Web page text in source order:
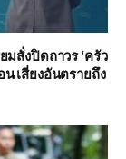
สั่งปิดถาวร ‘ครัว
เสี่ยงอันตรายถึง